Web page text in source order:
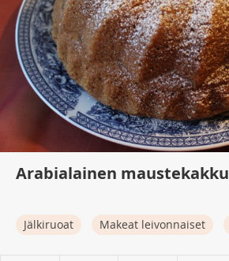
Arabialainen maustekakku
Jälkiruoat Makeat leivonnaiset